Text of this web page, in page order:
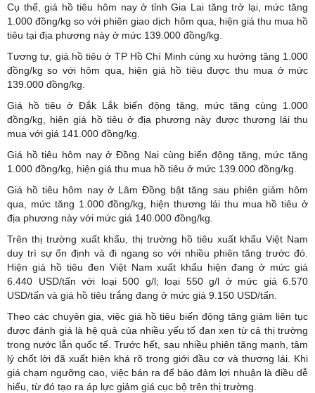
Cụ thể, giá hồ tiêu hôm nay ở tỉnh Gia Lai tăng trở lại, mức tăng
1.000 đồng/kg so với phiên giao dịch hôm qua, hiện giá thu mua hồ
tiêu tại địa phương này ở mức 139.000 đồng/kg.
Tương tự, giá hồ tiêu ở TP Hồ Chí Minh cùng xu hướng tăng 1.000
đồng/kg so với hôm qua, hiện giá hồ tiêu được thu mua ở mức
139.000 đồng/kg.
Giá hồ tiêu ở Đắk Lắk biến động tăng, mức tăng cùng 1.000
đồng/kg, hiện giá hồ tiêu ở địa phương này được thương lái thu
mua với giá 141.000 đồng/kg.
Giá hồ tiêu hôm nay ở Đồng Nai cùng biến động tăng, mức tăng
1.000 đồng/kg, hiện giá thu mua hồ tiêu ở mức 139.000 đồng/kg.
Giá hồ tiêu hôm nay ở Lâm Đồng bật tăng sau phiên giảm hôm
qua, mức tăng 1.000 đồng/kg, hiện thương lái thu mua hồ tiêu ở
địa phương này với mức giá 140.000 đồng/kg.
Trên thị trường xuất khẩu, thị trường hồ tiêu xuất khẩu Việt Nam
duy trì sự ổn định và đi ngang so với nhiều phiên tăng trước đó.
Hiện giá hồ tiêu đen Việt Nam xuất khẩu hiện đang ở mức giá
6.440 USD/tấn với loại 500 g/l; loại 550 g/l ở mức giá 6.570
USD/tấn và giá hồ tiêu trắng đang ở mức giá 9.150 USD/tấn.
Theo các chuyên gia, việc giá hồ tiêu biến động tăng giảm liên tục
được đánh giá là hệ quả của nhiều yếu tố đan xen từ cả thị trường
trong nước lẫn quốc tế. Trước hết, sau nhiều phiên tăng mạnh, tâm
lý chốt lời đã xuất hiện khá rõ trong giới đầu cơ và thương lái. Khi
giá chạm ngưỡng cao, việc bán ra để bảo đảm lợi nhuận là điều dễ
hiểu, từ đó tạo ra áp lực giảm giá cục bộ trên thị trường.